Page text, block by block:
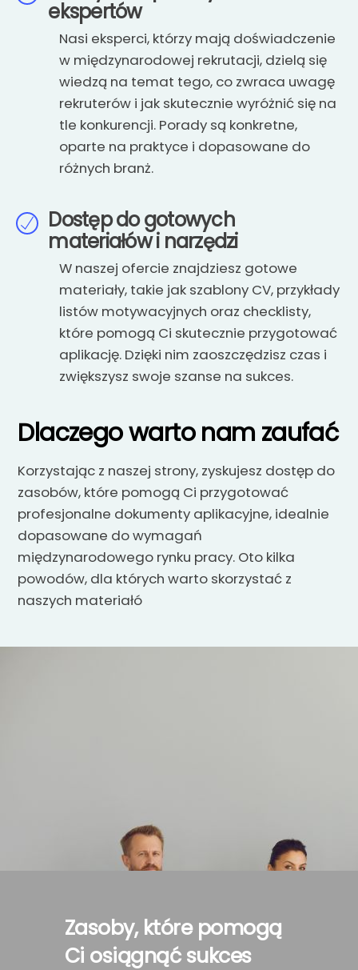
ekspertów
Nasi eksperci, którzy mają doświadczenie
w międzynarodowej rekrutacji, dzielą się
wiedzą na temat tego, co zwraca uwagę
rekruterów i jak skutecznie wyróżnić się na
tle konkurencji. Porady są konkretne,
oparte na praktyce i dopasowane do
różnych branż.
Dostęp do gotowych
materiałów i narzędzi
W naszej ofercie znajdziesz gotowe
materiały, takie jak szablony CV, przykłady
listów motywacyjnych oraz checklisty,
które pomogą Ci skutecznie przygotować
aplikację. Dzięki nim zaoszczędzisz czas i
zwiększysz swoje szanse na sukces.
Dlaczego warto nam zaufać
Korzystając z naszej strony, zyskujesz dostęp do
zasobów, które pomogą Ci przygotować
profesjonalne dokumenty aplikacyjne, idealnie
dopasowane do wymagań
międzynarodowego rynku pracy. Oto kilka
powodów, dla których warto skorzystać z
naszych materiałó
Zasoby, które pomogą
Ci osiągnąć sukces